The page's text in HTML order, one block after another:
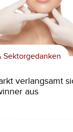
Sektorgedanken
verlangsamt
aus